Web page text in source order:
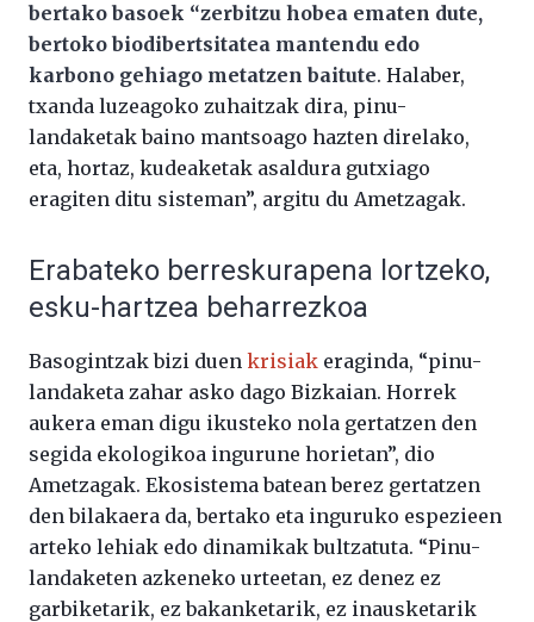
bertako basoek “zerbitzu hobea ematen dute,
bertoko biodibertsitatea mantendu edo
karbono gehiago metatzen baitute. Halaber,
txanda luzeagoko zuhaitzak dira, pinu-
landaketak baino mantsoago hazten direlako,
eta, hortaz, kudeaketak asaldura gutxiago
eragiten ditu sisteman”, argitu du Ametzagak.
Erabateko berreskurapena lortzeko,
esku-hartzea beharrezkoa
Basogintzak bizi duen krisiak eraginda, “pinu-
landaketa zahar asko dago Bizkaian. Horrek
aukera eman digu ikusteko nola gertatzen den
segida ekologikoa ingurune horietan”, dio
Ametzagak. Ekosistema batean berez gertatzen
den bilakaera da, bertako eta inguruko espezieen
arteko lehiak edo dinamikak bultzatuta. “Pinu-
landaketen azkeneko urteetan, ez denez ez
garbiketarik, ez bakanketarik, ez inausketarik